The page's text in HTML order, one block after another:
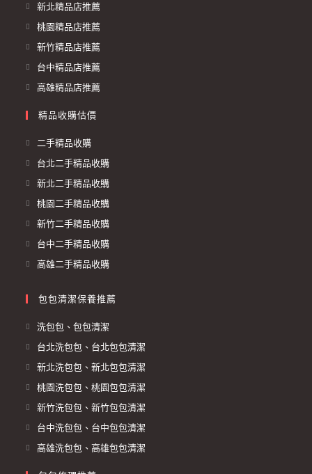
新北精品店推薦
桃園精品店推薦
新竹精品店推薦
台中精品店推薦
高雄精品店推薦
精品收購估價
二手精品收購
台北二手精品收購
新北二手精品收購
桃園二手精品收購
新竹二手精品收購
台中二手精品收購
高雄二手精品收購
包包清潔保養推薦
洗包包、包包清潔
台北洗包包、台北包包清潔
新北洗包包、新北包包清潔
桃園洗包包、桃園包包清潔
新竹洗包包、新竹包包清潔
台中洗包包、台中包包清潔
高雄洗包包、高雄包包清潔